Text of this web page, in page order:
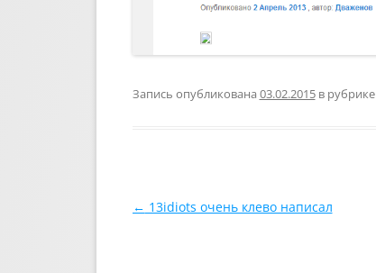
Запись опубликована 03.02.2015в рубрике
Навигация по записям
← 13idiots очень клево написал